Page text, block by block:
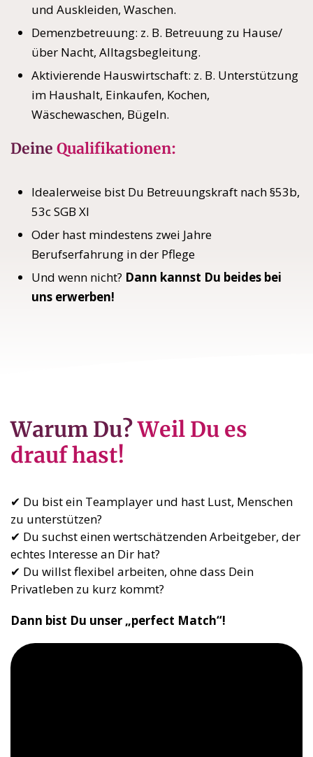
und Auskleiden, Waschen.
Demenzbetreuung: z. B. Betreuung zu Hause/
über Nacht, Alltagsbegleitung.
Aktivierende Hauswirtschaft: z. B. Unterstützung
im Haushalt, Einkaufen, Kochen,
Wäschewaschen, Bügeln.
Deine Qualifikationen:
Idealerweise bist Du Betreuungskraft nach §53b,
53c SGB XI
Oder hast mindestens zwei Jahre
Berufserfahrung in der Pflege
Und wenn nicht? Dann kannst Du beides bei
uns erwerben!
Warum Du?Weil Du es
drauf hast!
✔ Du bist ein Teamplayer und hast Lust, Menschen
zu unterstützen?
✔ Du suchst einen wertschätzenden Arbeitgeber, der
echtes Interesse an Dir hat?
✔ Du willst flexibel arbeiten, ohne dass Dein
Privatleben zu kurz kommt?
Dann bist Du unser „perfect Match“!